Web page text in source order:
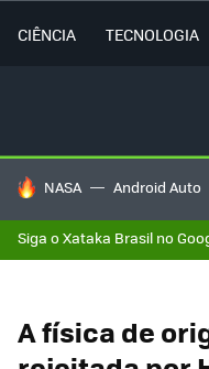
CIÊNCIA TECNOLOGIA
TENDÊNCIAS DO DIA
NASA Android Auto
Siga o Xataka Brasil no
A física de